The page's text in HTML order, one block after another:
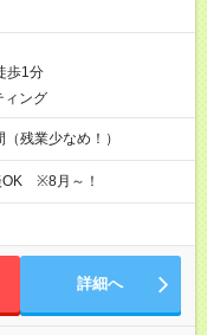
歩1分
ィング
残業少なめ！）
OK ※8月～！
詳細へ